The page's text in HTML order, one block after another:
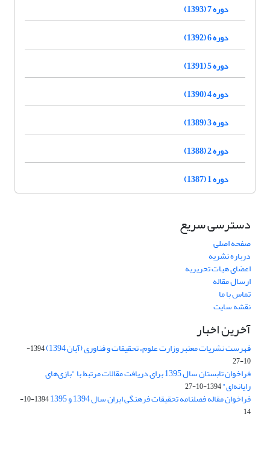
دوره 7 (1393)
دوره 6 (1392)
دوره 5 (1391)
دوره 4 (1390)
دوره 3 (1389)
دوره 2 (1388)
دوره 1 (1387)
دسترسی سریع
صفحه اصلی
درباره نشریه
اعضای هیات تحریریه
ارسال مقاله
تماس با ما
نقشه سایت
آخرین اخبار
فهرست نشریات معتبر وزارت علوم، تحقیقات و فناوری (آبان 1394)
1394-
10-27
فراخوان تابستان سال 1395 برای دریافت مقالات مرتبط با "بازی‌های
رایانه‌ای"1394-10-27
فراخوان مقاله فصلنامه تحقیقات فرهنگی ایران سال 1394 و 1395
1394-10-
14